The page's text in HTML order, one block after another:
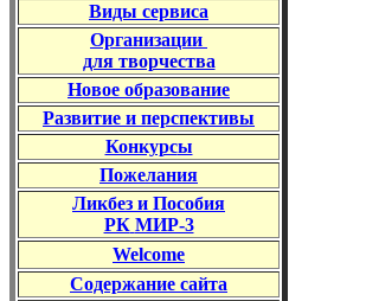
Виды сервиса
Организации
для творчества
Новое образование
Развитие и перспективы
Конкурсы
Пожелания
Ликбез и Пособия
РК МИР-3
Welcome
Содержание сайта